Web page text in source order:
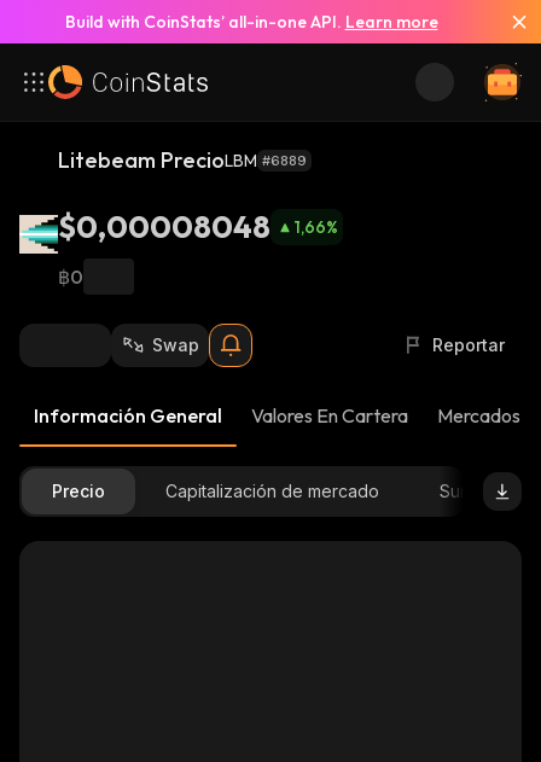
Build with CoinStats’ all-in-one API. Learn more
Litebeam PrecioLBM #6889
$0,00008048 1,66%
฿0
Swap Reportar
Información General Valores En Cartera Mercados
Precio Capitalización de mercado Suministro